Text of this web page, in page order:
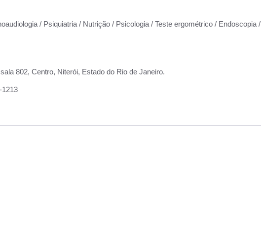
/ Psiquiatria / Nutrição / Psicologia / Teste ergométrico / Endoscopia /
802, Centro, Niterói, Estado do Rio de Janeiro.
1213